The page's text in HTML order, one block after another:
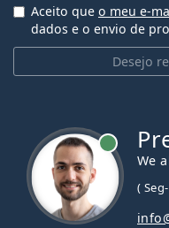
Desejo
Aceito que o meu e-
dados e o envio de
We
(